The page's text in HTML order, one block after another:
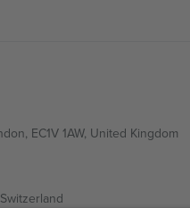
EC1V 1AW, United Kingdom